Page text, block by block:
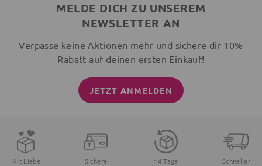
MELDE DICH ZU UNSEREM
NEWSLETTER AN
Verpasse keine Aktionen mehr und sichere dir 10%
Rabatt auf deinen ersten Einkauf!
JETZT ANMELDEN
Mit Liebe
Sichere
14 Tage
Schneller